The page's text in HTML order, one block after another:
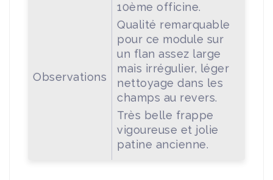
Observations
10ème officine.
Qualité remarquable
pour ce module sur
un flan assez large
mais irrégulier, léger
nettoyage dans les
champs au revers.
Très belle frappe
vigoureuse et jolie
patine ancienne.